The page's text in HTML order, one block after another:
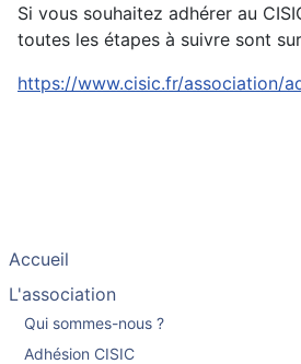
Si vous souhaitez adhérer au
toutes les étapes à suivre sont
https://www.cisic.fr/association/
Accueil
L'association
Qui sommes-nous ?
Adhésion CISIC